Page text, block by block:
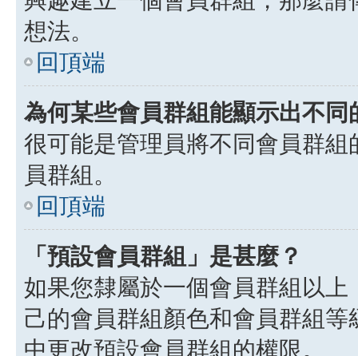
想法。
回頂端
為何某些會員群組能顯示出不同
很可能是管理員將不同會員群
員群組。
回頂端
「預設會員群組」是甚麼？
如果您隸屬於一個會員群組以
己的會員群組顏色和會員群組
中更改預設會員群組的權限。